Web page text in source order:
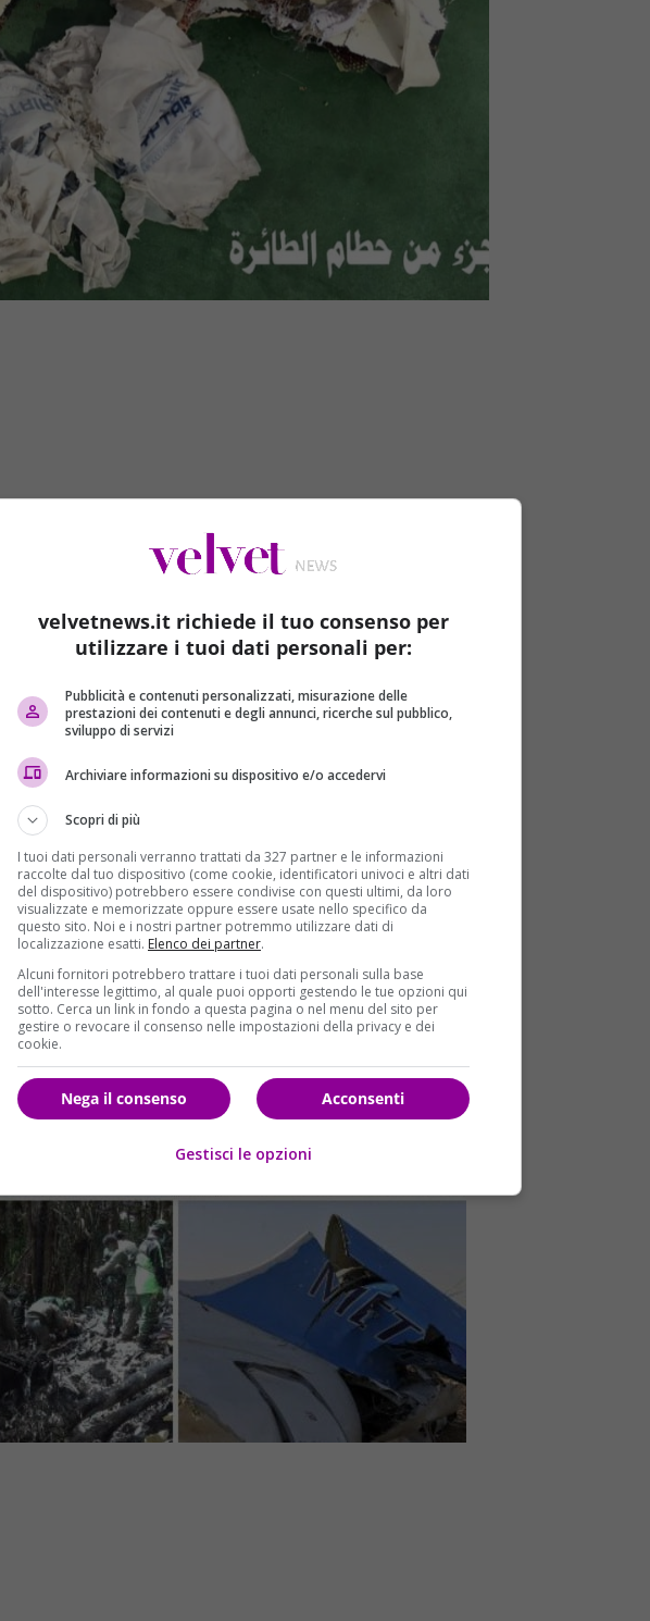
di ricerca hanno localizzato i rottami dell’Egyptair MS804,
66 persone a bordo .
primi informazioni, ha individuato i rottami
fornite dalla commissione d’inchiesta Ora, le
mappa per indicare i punti dove sono stati individuati i
mentre si trovava in volo dal Cairo a Parigi
NON SI ESCLIDE ALCUNA IPOTESI
ritrovati dei pezzi della cabina del veicolo
dagli inquirenti. Pezzi della fusoliera del velivolo sono
investigatori egiziani. L’Airbus A320 precipito’ il 19
velvetnews.it richiede il tuo consenso per
utilizzare i tuoi dati personali per:
Pubblicità e contenuti personalizzati, misurazione delle
prestazioni dei contenuti e degli annunci, ricerche sul pubblico,
sviluppo di servizi
Archiviare informazioni su dispositivo e/o accedervi
Scopri di più
I tuoi dati personali verranno trattati da 327 partner e le informazioni
raccolte dal tuo dispositivo (come cookie, identificatori univoci e altri dati
del dispositivo) potrebbero essere condivise con questi ultimi, da loro
visualizzate e memorizzate oppure essere usate nello specifico da
questo sito. Noi e i nostri partner potremmo utilizzare dati di
localizzazione esatti. Elenco dei partner.
Alcuni fornitori potrebbero trattare i tuoi dati personali sulla base
dell'interesse legittimo, al quale puoi opporti gestendo le tue opzioni qui
sotto. Cerca un link in fondo a questa pagina o nel menu del sito per
gestire o revocare il consenso nelle impostazioni della privacy e dei
cookie.
Acconsenti
Nega il consenso
Gestisci le opzioni